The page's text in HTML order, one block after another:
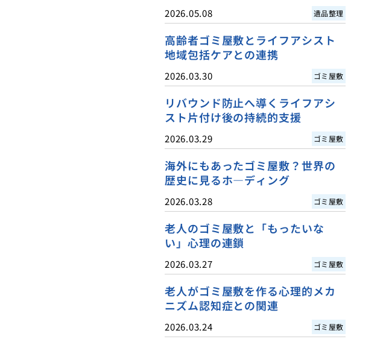
2026.05.08 遺品整理
高齢者ゴミ屋敷とライフアシスト
地域包括ケアとの連携
2026.03.30 ゴミ屋敷
リバウンド防止へ導くライフアシ
スト片付け後の持続的支援
2026.03.29 ゴミ屋敷
海外にもあったゴミ屋敷？世界の
歴史に見るホ―ディング
2026.03.28 ゴミ屋敷
老人のゴミ屋敷と「もったいな
い」心理の連鎖
2026.03.27 ゴミ屋敷
老人がゴミ屋敷を作る心理的メカ
ニズム認知症との関連
2026.03.24 ゴミ屋敷